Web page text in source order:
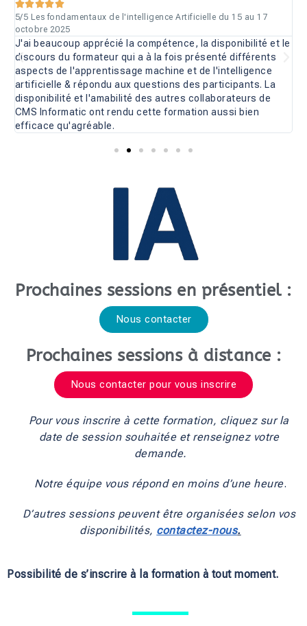

5/5 Les fondamentaux de l'intelligence Artificielle du 15 au 17
octobre 2025
J'ai beaucoup apprécié la compétence, la disponibilité et le
discours du formateur qui a à la fois présenté différents
aspects de l'apprentissage machine et de l'intelligence
artificielle & répondu aux questions des participants. La
disponibilité et l'amabilité des autres collaborateurs de
CMS Informatic ont rendu cette formation aussi bien
efficace qu'agréable.
Prochaines sessions en présentiel :
Nous contacter
Prochaines sessions à distance :
Nous contacter pour vous inscrire
Pour vous inscrire à cette formation, cliquez sur la
date de session souhaitée et renseignez votre
demande.
Notre équipe vous répond en moins d’une heure.
D’autres sessions peuvent être organisées selon vos
disponibilités, contactez-nous.
Possibilité de s’inscrire à la formation à tout moment.